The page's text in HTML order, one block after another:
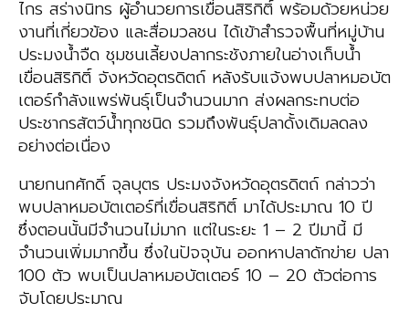
ไกร สร่างนิทร ผู้อำนวยการเขื่อนสิริกิติ์ พร้อมด้วยหน่วย
งานที่เกี่ยวข้อง และสื่อมวลชน ได้เข้าสำรวจพื้นที่หมู่บ้าน
ประมงน้ำจืด ชุมชนเลี้ยงปลากระชังภายในอ่างเก็บน้ำ
เขื่อนสิริกิติ์ จังหวัดอุตรดิตถ์ หลังรับแจ้งพบปลาหมอบัต
เตอร์กำลังแพร่พันธุ์เป็นจำนวนมาก ส่งผลกระทบต่อ
ประชากรสัตว์น้ำทุกชนิด รวมถึงพันธุ์ปลาดั้งเดิมลดลง
อย่างต่อเนื่อง
นายกนกศักดิ์ จุลบุตร ประมงจังหวัดอุตรดิตถ์ กล่าวว่า
พบปลาหมอบัตเตอร์ที่เขื่อนสิริกิติ์ มาได้ประมาณ 10 ปี
ซึ่งตอนนั้นมีจำนวนไม่มาก แต่ในระยะ 1 – 2 ปีมานี้ มี
จำนวนเพิ่มมากขึ้น ซึ่งในปัจจุบัน ออกหาปลาดักข่าย ปลา
100 ตัว พบเป็นปลาหมอบัตเตอร์ 10 – 20 ตัวต่อการ
จับโดยประมาณ